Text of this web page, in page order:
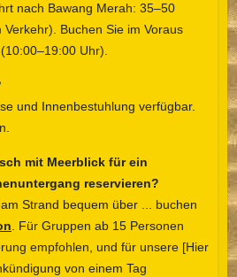
nach Bawang Merah: 35–50
Buchen Sie im Voraus
Uhr).
und Innenbestuhlung verfügbar.
mit Meerblick für ein
reservieren?
Strand bequem über ... buchen
. Für Gruppen ab 15 Personen
empfohlen, und für unsere [Hier
von einem Tag